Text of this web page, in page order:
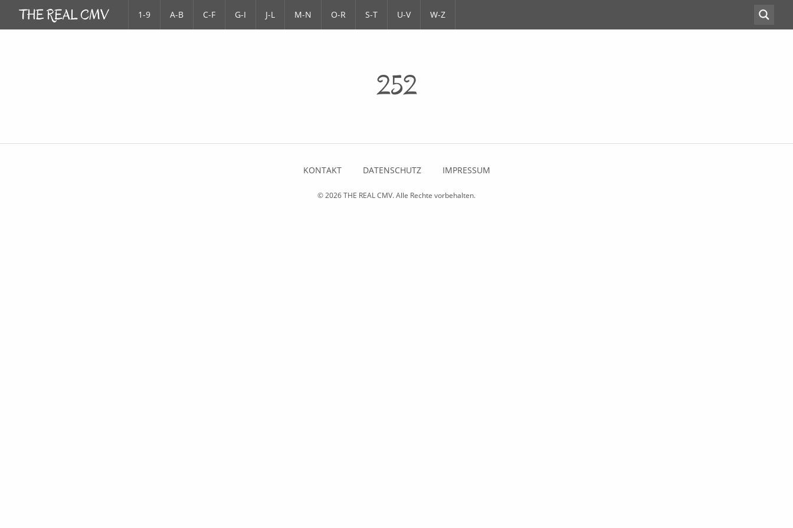
1-9 A-B C-F G-I J-L M-N O-R S-T U-V W-Z
252
KONTAKT DATENSCHUTZ IMPRESSUM
© 2026THE REAL CMV. Alle Rechte vorbehalten.